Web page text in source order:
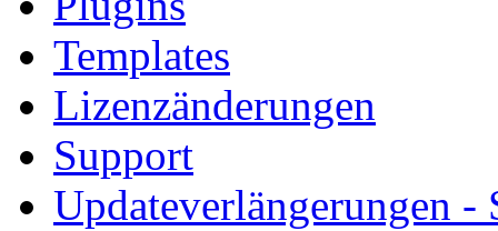
Templates
Lizenzänderungen
Support
Updateverlängerungen -